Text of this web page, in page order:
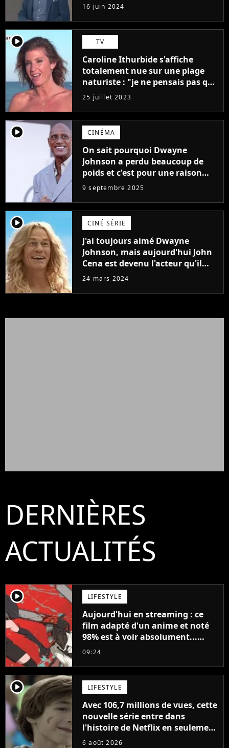
"L'un des films les plus
médiocres jamais réalisés"
16 juin 2024
player2 TV
Caroline Ithurbide s'affiche
totalement nue sur une plage
naturiste : "je ne pensais pas que
j'arriverais à le faire..."
25 juillet 2023
player2 CINÉMA
On sait pourquoi Dwayne
Johnson a perdu beaucoup de
poids et c'est pour une raison
importante
9 septembre 2025
player2 CINÉ SÉRIE
J'ai toujours aimé Dwayne
Johnson, mais aujourd'hui John
Cena est devenu l'acteur qu'il
rêvait d'être (et Ricky Stanicky le
24 mars 2024
DERNIÈRES
ACTUALITÉS
player2 LIFESTYLE
Aujourd'hui en streaming : ce
film adapté d'un anime et noté
98% est à voir absolument...
sinon vous ne comprendrez plus
09:24
player2 LIFESTYLE
Avec 106,7 millions de vues, cette
nouvelle série entre dans
l'histoire de Netflix en seulement
48 jours
6 août 2026